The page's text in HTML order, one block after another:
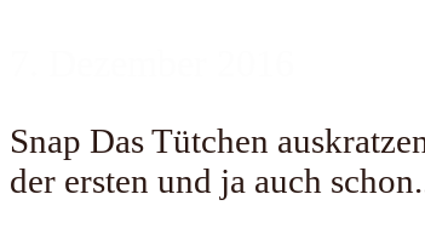
Snap Das Tütchen
der ersten und ja auch